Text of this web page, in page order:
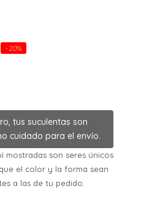
-20%
tus suculentas son
cuidado para el envío.
mostradas son seres únicos
el color y la forma sean
a las de tu pedido.